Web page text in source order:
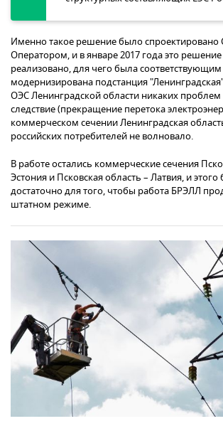
Именно такое решение было
Оператором, и в январе 2017 года это
реализовано, для чего была
модернизирована подстанция
ОЭС Ленинградской области никаких проблем
следствие (прекращение перетока
коммерческом сечении Ленинградская
российских потребителей не волновало.
В работе остались коммерческие сечения
Эстония и Псковская область – Латвия, и
достаточно для того, чтобы работа БРЭЛЛ
штатном режиме.